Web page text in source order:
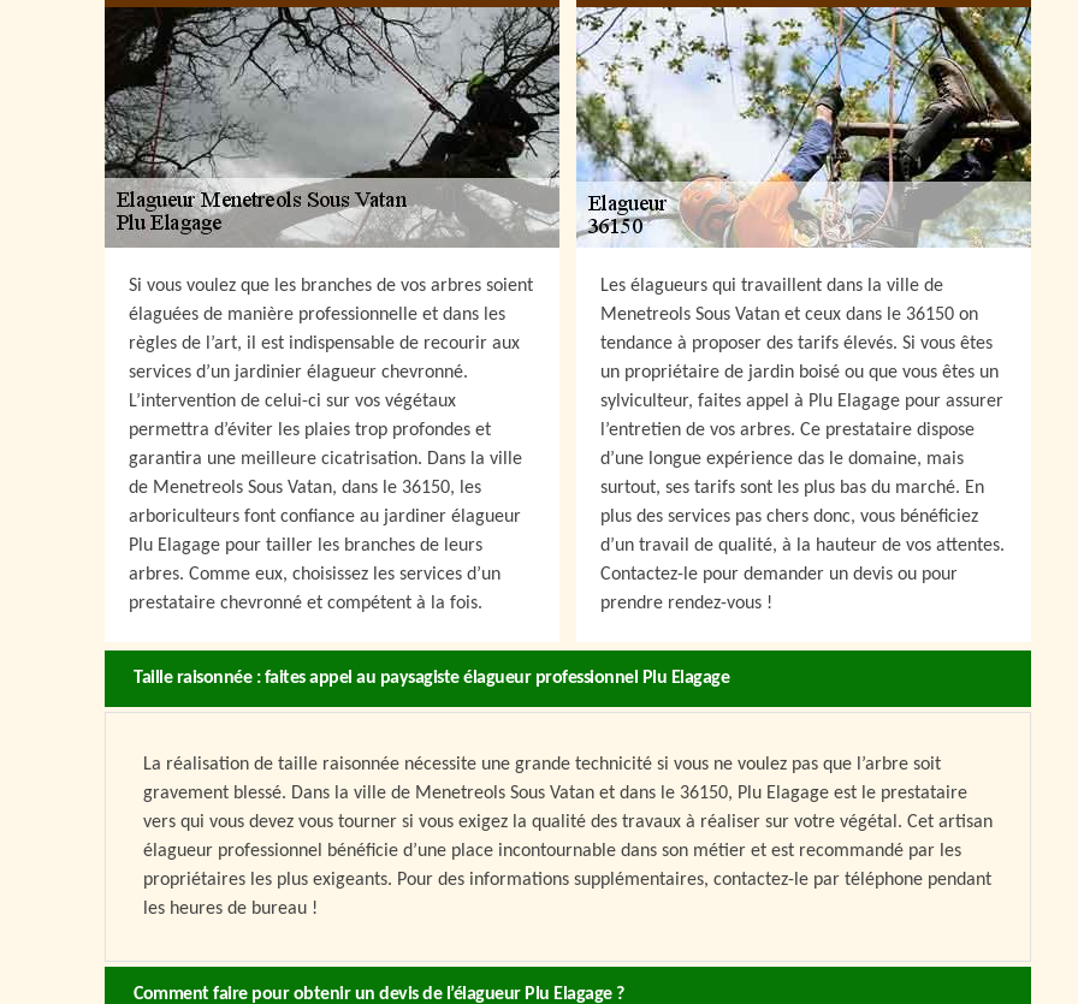
Si vous voulez que les branches de vos arbres soient
élaguées de manière professionnelle et dans les
règles de l’art, il est indispensable de recourir aux
services d’un jardinier élagueur chevronné.
L’intervention de celui-ci sur vos végétaux
permettra d’éviter les plaies trop profondes et
garantira une meilleure cicatrisation. Dans la ville
de Menetreols Sous Vatan, dans le 36150, les
arboriculteurs font confiance au jardiner élagueur
Plu Elagage pour tailler les branches de leurs
arbres. Comme eux, choisissez les services d’un
prestataire chevronné et compétent à la fois.
Les élagueurs qui travaillent dans la ville de
Menetreols Sous Vatan et ceux dans le 36150 on
tendance à proposer des tarifs élevés. Si vous êtes
un propriétaire de jardin boisé ou que vous êtes un
sylviculteur, faites appel à Plu Elagage pour assurer
l’entretien de vos arbres. Ce prestataire dispose
d’une longue expérience das le domaine, mais
surtout, ses tarifs sont les plus bas du marché. En
plus des services pas chers donc, vous bénéficiez
d’un travail de qualité, à la hauteur de vos attentes.
Contactez-le pour demander un devis ou pour
prendre rendez-vous !
Taille raisonnée : faites appel au paysagiste élagueur professionnel Plu Elagage
La réalisation de taille raisonnée nécessite une grande technicité si vous ne voulez pas que l’arbre soit
gravement blessé. Dans la ville de Menetreols Sous Vatan et dans le 36150, Plu Elagage est le prestataire
vers qui vous devez vous tourner si vous exigez la qualité des travaux à réaliser sur votre végétal. Cet artisan
élagueur professionnel bénéficie d’une place incontournable dans son métier et est recommandé par les
propriétaires les plus exigeants. Pour des informations supplémentaires, contactez-le par téléphone pendant
les heures de bureau !
Comment faire pour obtenir un devis de l’élagueur Plu Elagage ?